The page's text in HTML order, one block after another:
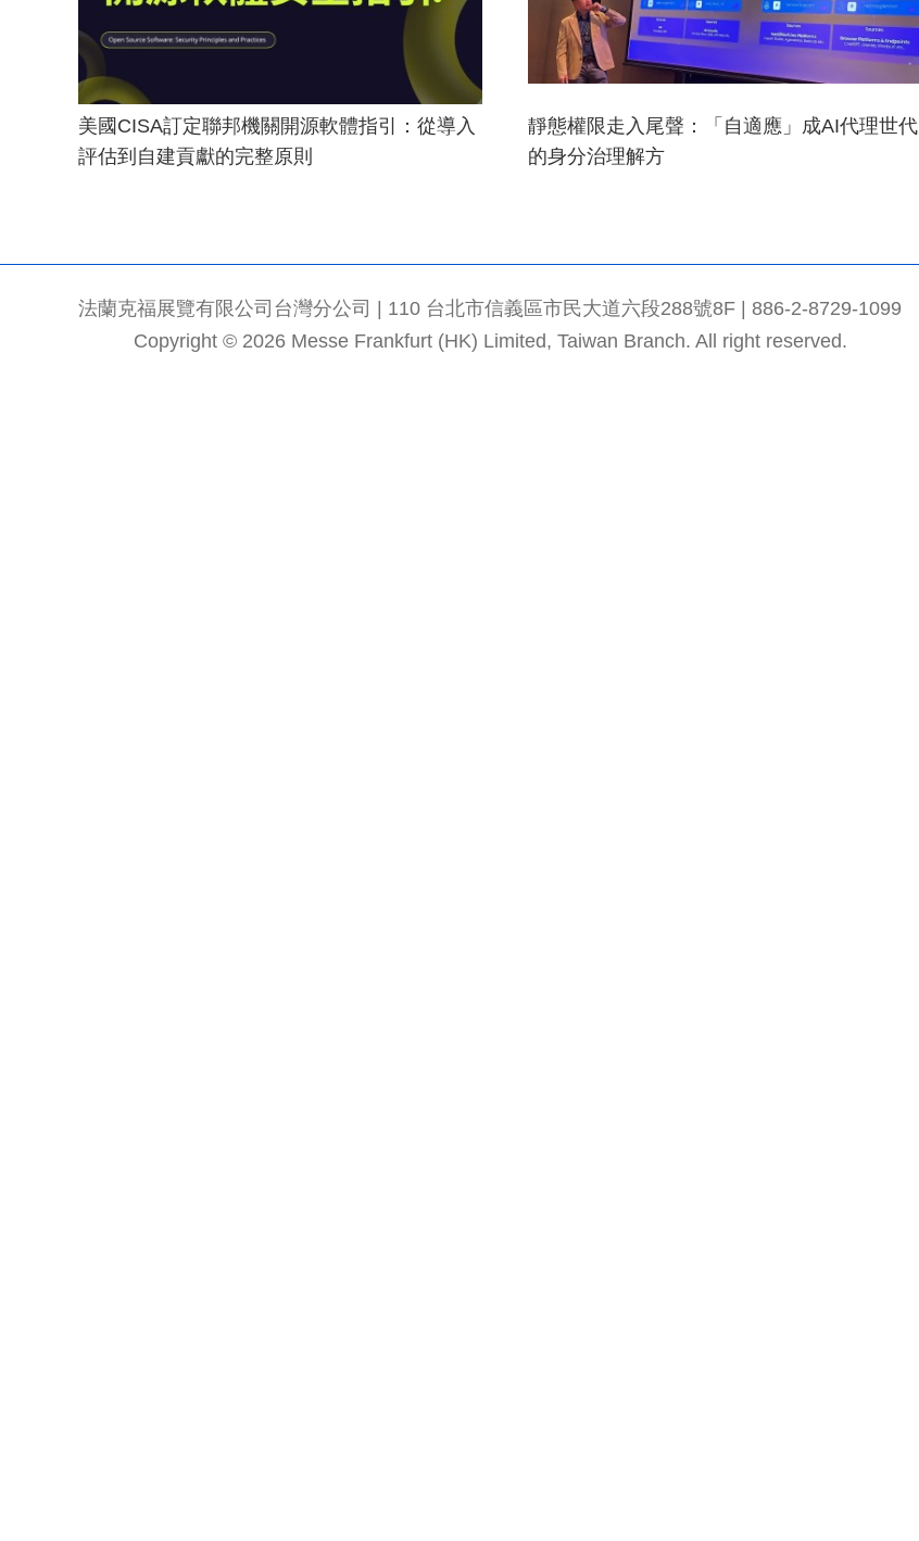
美國CISA訂定聯邦機關開源軟體指引：從導入
評估到自建貢獻的完整原則
靜態權限走入尾聲：「自適應」成AI代理世代
的身分治理解方
法蘭克福展覽有限公司台灣分公司 | 110 台北市信義區市民大道六段288號8F | 886-2-8729-1099
Copyright © 2026 Messe Frankfurt (HK) Limited, Taiwan Branch. All right reserved.